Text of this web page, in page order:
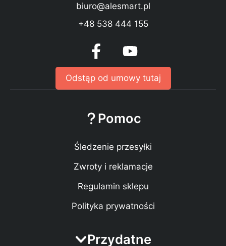
biuro@alesmart.pl
+48 538 444 155
Odstąp od umowy tutaj
Pomoc
Śledzenie przesyłki
Zwroty i reklamacje
Regulamin sklepu
Polityka prywatności
Przydatne